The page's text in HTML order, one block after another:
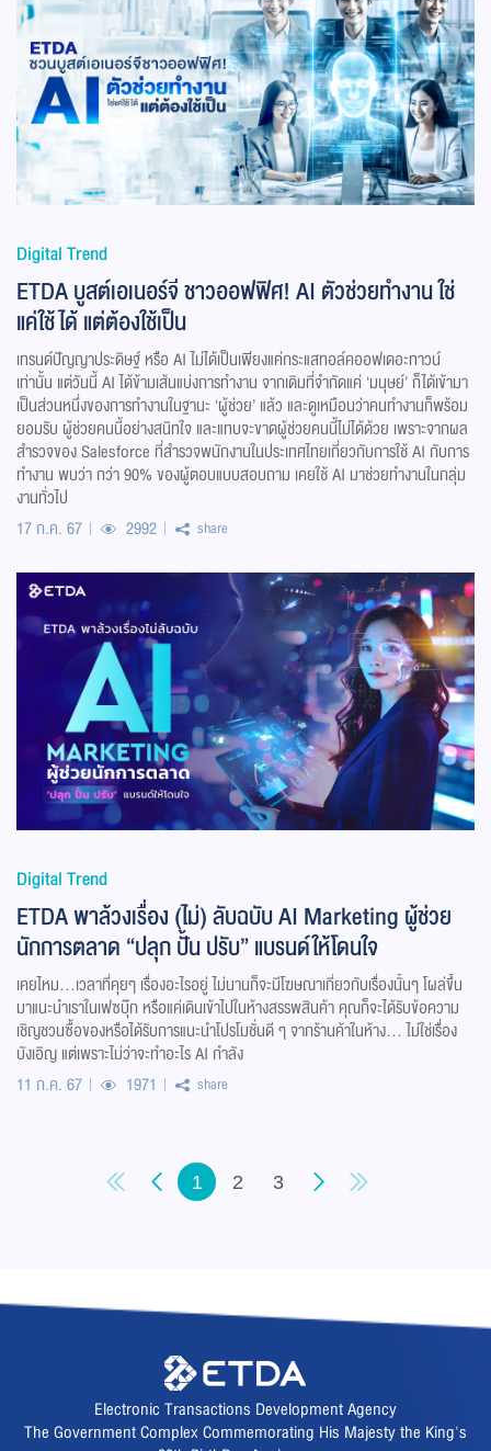
Digital Trend
ETDA บูสต์เอเนอร์จี ชาวออฟฟิศ! AI ตัวช่วยทำงาน ใช่
แค่ใช้ได้ แต่ต้องใช้เป็น
เทรนด์ปัญญาประดิษฐ์ หรือ AI ไม่ได้เป็นเพียงแค่กระแสทอล์คออฟเดอะทาวน์
เท่านั้น แต่วันนี้ AI ได้ข้ามเส้นแบ่งการทำงาน จากเดิมที่จำกัดแค่ ‘มนุษย์’ ก็ได้เข้ามา
เป็นส่วนหนึ่งของการทำงานในฐานะ ‘ผู้ช่วย’ แล้ว และดูเหมือนว่าคนทำงานก็พร้อม
ยอมรับ ผู้ช่วยคนนี้อย่างสนิทใจ และแทบจะขาดผู้ช่วยคนนี้ไม่ได้ด้วย เพราะจากผล
สำรวจของ Salesforce ที่สำรวจพนักงานในประเทศไทยเกี่ยวกับการใช้ AI กับการ
ทำงาน พบว่า กว่า 90% ของผู้ตอบแบบสอบถาม เคยใช้ AI มาช่วยทำงานในกลุ่ม
งานทั่วไป
17 ก.ค. 67
2992 share
Digital Trend
ETDA พาล้วงเรื่อง (ไม่) ลับฉบับ AI Marketing ผู้ช่วย
นักการตลาด “ปลุก ปั้น ปรับ” แบรนด์ให้โดนใจ
เคยไหม…เวลาที่คุยๆ เรื่องอะไรอยู่ ไม่นานก็จะมีโฆษณาเกี่ยวกับเรื่องนั้นๆ โผล่ขึ้น
มาแนะนำเราในเฟซบุ๊ก หรือแค่เดินเข้าไปในห้างสรรพสินค้า คุณก็จะได้รับข้อความ
เชิญชวนซื้อของหรือได้รับการแนะนำโปรโมชั่นดี ๆ จากร้านค้าในห้าง… ไม่ใช่เรื่อง
บังเอิญ แต่เพราะไม่ว่าจะทำอะไร AI กำลัง
11 ก.ค. 67
1971 share
1 2 3
Electronic Transactions Development Agency
The Government Complex Commemorating His Majesty the King's